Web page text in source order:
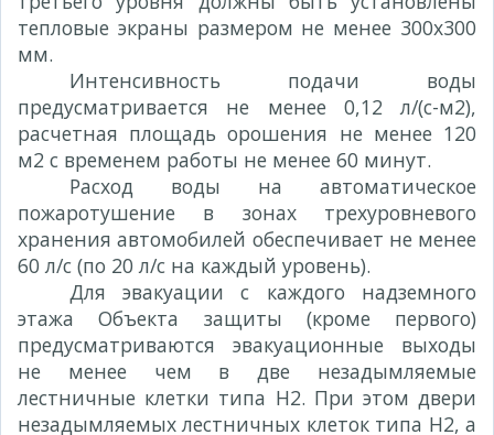
тепловые экраны размером не менее 300x300
мм.
Интенсивность подачи воды
предусматривается не менее 0,12 л/(с-м2),
расчетная площадь орошения не менее 120
м2 с временем работы не менее 60 минут.
Расход воды на автоматическое
пожаротушение в зонах трехуровневого
хранения автомобилей обеспечивает не менее
60 л/с (по 20 л/с на каждый уровень).
Для эвакуации с каждого надземного
этажа Объекта защиты (кроме первого)
предусматриваются эвакуационные выходы
не менее чем в две незадымляемые
лестничные клетки типа Н2. При этом двери
незадымляемых лестничных клеток типа Н2, а